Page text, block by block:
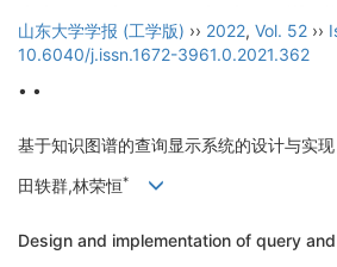
山东大学学报 (工学版) ›› 2022, Vol. 52 ››
10.6040/j.issn.1672-3961.0.2021.362
• •
基于知识图谱的查询显示系统的设计与实现
田轶群,林荣恒*
Design and implementation of query